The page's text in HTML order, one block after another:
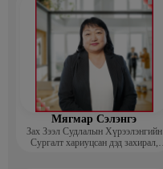
Мягмар Сэлэнгэ
Зах Зээл Судлалын Хүрээлэнгийн
Сургалт хариуцсан дэд захирал,